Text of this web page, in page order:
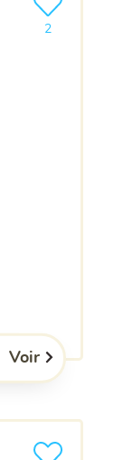
2
Ajouter le
Voir